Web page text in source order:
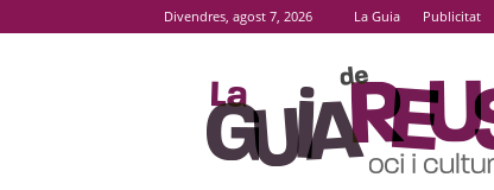
Divendres, agost 7, 2026 La Guia Publicitat
La
Guia
De
Reus